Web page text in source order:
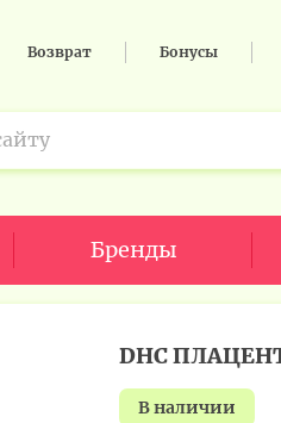
Возврат Бонусы
Бренды
DHC
в наличии